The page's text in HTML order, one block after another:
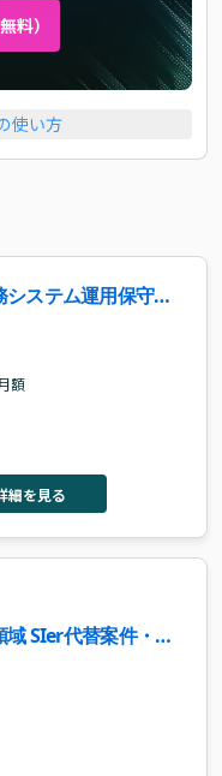
料）
使い方
システム運用保守案
額
細を見る
域 SIer代替案件・求